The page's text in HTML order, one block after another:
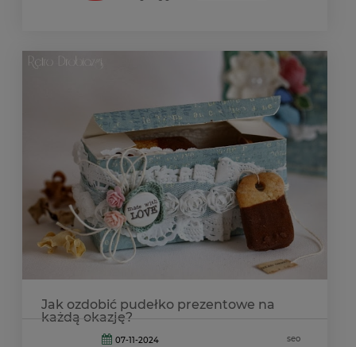
Jak ozdobić pudełko prezentowe na
każdą okazję?
07-11-2024 seo